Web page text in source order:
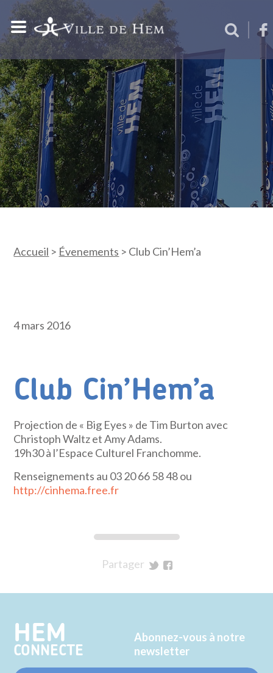
Accueil > Évenements > Club Cin’Hem’a
4 mars 2016
Club Cin’Hem’a
Projection de « Big Eyes » de Tim Burton avec
Christoph Waltz et Amy Adams.
19h30 à l’Espace Culturel Franchomme.
Renseignements au 03 20 66 58 48 ou
http://cinhema.free.fr
Partager
Twitter
Facebook
HEM
CONNECTE
Abonnez-vous à notre
newsletter